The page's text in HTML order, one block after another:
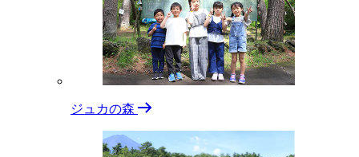
ジュカの森